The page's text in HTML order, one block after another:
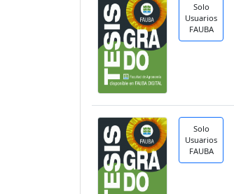
Solo
Usuarios
FAUBA
Solo
Usuarios
FAUBA